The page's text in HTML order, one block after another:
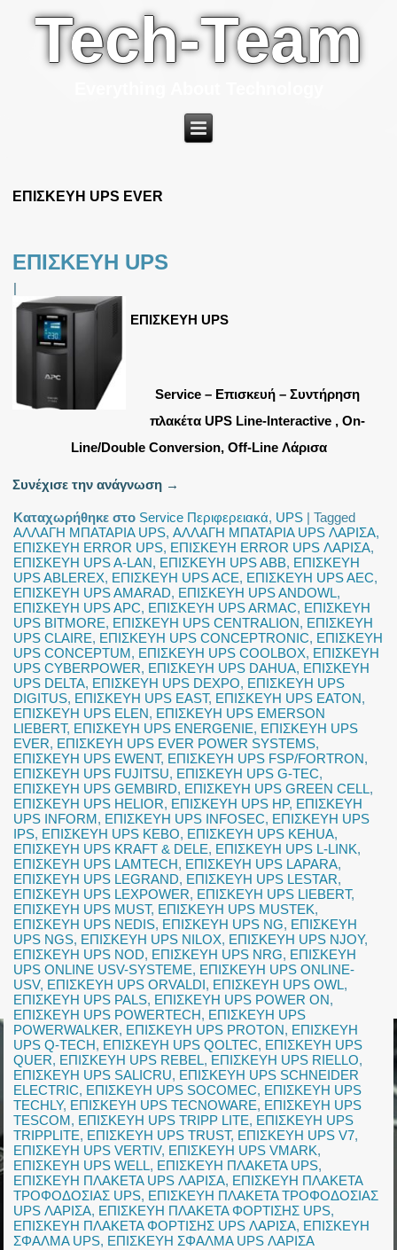
Tech-Team
ΕΠΙΣΚΕΥΗ UPS EVER
ΕΠΙΣΚΕΥΗ UPS
|
ΕΠΙΣΚΕΥΗ UPS
Service – Επισκευή – Συντήρηση
πλακέτα UPS Line-Interactive , On-
Line/Double Conversion, Off-Line Λάρισα
Συνέχισε την ανάγνωση →
Καταχωρήθηκε στο Service Περιφερειακά, UPS |Tagged
ΑΛΛΑΓΗ ΜΠΑΤΑΡΙΑ UPS,ΑΛΛΑΓΗ ΜΠΑΤΑΡΙΑ UPS ΛΑΡΙΣΑ,
ΕΠΙΣΚΕΥΗ ERROR UPS, ΕΠΙΣΚΕΥΗ ERROR UPS ΛΑΡΙΣΑ,
ΕΠΙΣΚΕΥΗ UPS A-LAN, ΕΠΙΣΚΕΥΗ UPS ABB, ΕΠΙΣΚΕΥΗ
UPS ABLEREX, ΕΠΙΣΚΕΥΗ UPS ACE, ΕΠΙΣΚΕΥΗ UPS AEC,
ΕΠΙΣΚΕΥΗ UPS AMARAD, ΕΠΙΣΚΕΥΗ UPS ANDOWL,
ΕΠΙΣΚΕΥΗ UPS APC, ΕΠΙΣΚΕΥΗ UPS ARMAC, ΕΠΙΣΚΕΥΗ
UPS BITMORE, ΕΠΙΣΚΕΥΗ UPS CENTRALION, ΕΠΙΣΚΕΥΗ
UPS CLAIRE, ΕΠΙΣΚΕΥΗ UPS CONCEPTRONIC, ΕΠΙΣΚΕΥΗ
UPS CONCEPTUM, ΕΠΙΣΚΕΥΗ UPS COOLBOX, ΕΠΙΣΚΕΥΗ
UPS CYBERPOWER, ΕΠΙΣΚΕΥΗ UPS DAHUA, ΕΠΙΣΚΕΥΗ
UPS DELTA, ΕΠΙΣΚΕΥΗ UPS DEXPO, ΕΠΙΣΚΕΥΗ UPS
DIGITUS, ΕΠΙΣΚΕΥΗ UPS EAST, ΕΠΙΣΚΕΥΗ UPS EATON,
ΕΠΙΣΚΕΥΗ UPS ELEN, ΕΠΙΣΚΕΥΗ UPS EMERSON
LIEBERT, ΕΠΙΣΚΕΥΗ UPS ENERGENIE, ΕΠΙΣΚΕΥΗ UPS
EVER, ΕΠΙΣΚΕΥΗ UPS EVER POWER SYSTEMS,
ΕΠΙΣΚΕΥΗ UPS EWENT, ΕΠΙΣΚΕΥΗ UPS FSP/FORTRON,
ΕΠΙΣΚΕΥΗ UPS FUJITSU, ΕΠΙΣΚΕΥΗ UPS G-TEC,
ΕΠΙΣΚΕΥΗ UPS GEMBIRD, ΕΠΙΣΚΕΥΗ UPS GREEN CELL,
ΕΠΙΣΚΕΥΗ UPS HELIOR, ΕΠΙΣΚΕΥΗ UPS HP, ΕΠΙΣΚΕΥΗ
UPS INFORM, ΕΠΙΣΚΕΥΗ UPS INFOSEC, ΕΠΙΣΚΕΥΗ UPS
IPS, ΕΠΙΣΚΕΥΗ UPS KEBO, ΕΠΙΣΚΕΥΗ UPS KEHUA,
ΕΠΙΣΚΕΥΗ UPS KRAFT & DELE, ΕΠΙΣΚΕΥΗ UPS L-LINK,
ΕΠΙΣΚΕΥΗ UPS LAMTECH, ΕΠΙΣΚΕΥΗ UPS LAPARA,
ΕΠΙΣΚΕΥΗ UPS LEGRAND, ΕΠΙΣΚΕΥΗ UPS LESTAR,
ΕΠΙΣΚΕΥΗ UPS LEXPOWER, ΕΠΙΣΚΕΥΗ UPS LIEBERT,
ΕΠΙΣΚΕΥΗ UPS MUST, ΕΠΙΣΚΕΥΗ UPS MUSTEK,
ΕΠΙΣΚΕΥΗ UPS NEDIS, ΕΠΙΣΚΕΥΗ UPS NG, ΕΠΙΣΚΕΥΗ
UPS NGS, ΕΠΙΣΚΕΥΗ UPS NILOX, ΕΠΙΣΚΕΥΗ UPS NJOY,
ΕΠΙΣΚΕΥΗ UPS NOD, ΕΠΙΣΚΕΥΗ UPS NRG, ΕΠΙΣΚΕΥΗ
UPS ONLINE USV-SYSTEME, ΕΠΙΣΚΕΥΗ UPS ONLINE-
USV, ΕΠΙΣΚΕΥΗ UPS ORVALDI, ΕΠΙΣΚΕΥΗ UPS OWL,
ΕΠΙΣΚΕΥΗ UPS PALS, ΕΠΙΣΚΕΥΗ UPS POWER ON,
ΕΠΙΣΚΕΥΗ UPS POWERTECH, ΕΠΙΣΚΕΥΗ UPS
POWERWALKER, ΕΠΙΣΚΕΥΗ UPS PROTON, ΕΠΙΣΚΕΥΗ
UPS Q-TECH, ΕΠΙΣΚΕΥΗ UPS QOLTEC, ΕΠΙΣΚΕΥΗ UPS
QUER, ΕΠΙΣΚΕΥΗ UPS REBEL, ΕΠΙΣΚΕΥΗ UPS RIELLO,
ΕΠΙΣΚΕΥΗ UPS SALICRU, ΕΠΙΣΚΕΥΗ UPS SCHNEIDER
ELECTRIC, ΕΠΙΣΚΕΥΗ UPS SOCOMEC, ΕΠΙΣΚΕΥΗ UPS
TECHLY, ΕΠΙΣΚΕΥΗ UPS TECNOWARE, ΕΠΙΣΚΕΥΗ UPS
TESCOM, ΕΠΙΣΚΕΥΗ UPS TRIPP LITE, ΕΠΙΣΚΕΥΗ UPS
TRIPPLITE, ΕΠΙΣΚΕΥΗ UPS TRUST, ΕΠΙΣΚΕΥΗ UPS V7,
ΕΠΙΣΚΕΥΗ UPS VERTIV, ΕΠΙΣΚΕΥΗ UPS VMARK,
ΕΠΙΣΚΕΥΗ UPS WELL, ΕΠΙΣΚΕΥΗ ΠΛΑΚΕΤΑ UPS,
ΕΠΙΣΚΕΥΗ ΠΛΑΚΕΤΑ UPS ΛΑΡΙΣΑ, ΕΠΙΣΚΕΥΗ ΠΛΑΚΕΤΑ
ΤΡΟΦΟΔΟΣΙΑΣ UPS, ΕΠΙΣΚΕΥΗ ΠΛΑΚΕΤΑ ΤΡΟΦΟΔΟΣΙΑΣ
UPS ΛΑΡΙΣΑ, ΕΠΙΣΚΕΥΗ ΠΛΑΚΕΤΑ ΦΟΡΤΙΣΗΣ UPS,
ΕΠΙΣΚΕΥΗ ΠΛΑΚΕΤΑ ΦΟΡΤΙΣΗΣ UPS ΛΑΡΙΣΑ, ΕΠΙΣΚΕΥΗ
ΣΦΑΛΜΑ UPS, ΕΠΙΣΚΕΥΗ ΣΦΑΛΜΑ UPS ΛΑΡΙΣΑ